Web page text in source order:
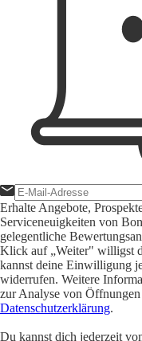
Erhalte Angebote,
Serviceneuigkeiten von
gelegentliche
Klick auf „Weiter" willigst
kannst deine Einwilligung
widerrufen. Weitere
zur Analyse von
Datenschutzerklärung.
Du kannst dich jederzeit